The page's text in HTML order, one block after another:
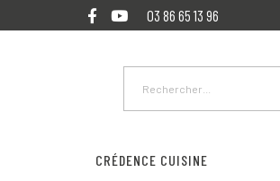
03 86 65 13 96
CRÉDENCE CUISINE